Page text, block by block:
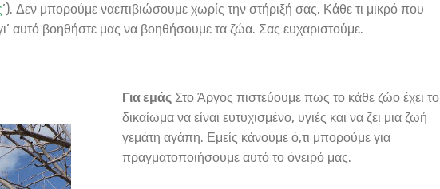
’). Δεν μπορούμε ναεπιβιώσουμε χωρίς την στήριξή σας. Κάθε τι μικρό που
αυτό βοηθήστε μας να βοηθήσουμε τα ζώα. Σας ευχαριστούμε.
Για εμάς Στο Άργος πιστεύουμε πως το κάθε ζώο έχει το
δικαίωμα να είναι ευτυχισμένο, υγιές και να ζει μια ζωή
γεμάτη αγάπη. Εμείς κάνουμε ό,τι μπορούμε για
πραγματοποιήσουμε αυτό το όνειρό μας.